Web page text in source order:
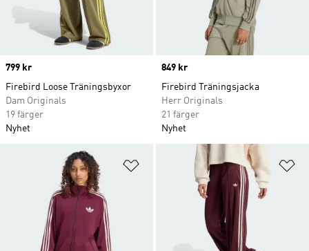
Price
799 kr
Firebird Loose Träningsbyxor
Dam Originals
19 färger
Nyhet
Price
849 kr
Firebird Träningsjacka
Herr Originals
21 färger
Nyhet
Lägg till på önskelistan